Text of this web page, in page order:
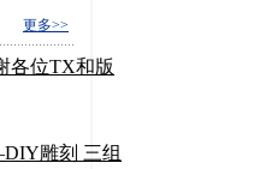
更多>>
各位TX和版
雕刻 三组